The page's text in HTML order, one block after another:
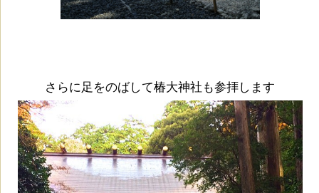
さらに足をのばして椿大神社も参拝します